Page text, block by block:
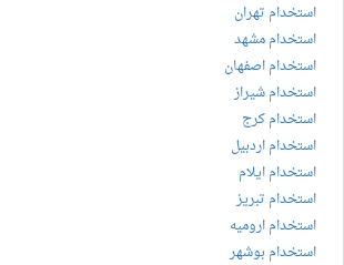
استخدام تهران
استخدام مشهد
استخدام اصفهان
استخدام شیراز
استخدام کرج
استخدام اردبیل
استخدام ایلام
استخدام تبریز
استخدام ارومیه
استخدام بوشهر